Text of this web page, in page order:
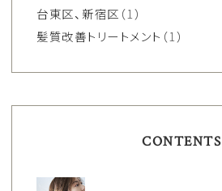
台東区、新宿区 （1）
髪質改善トリートメント （1）
CONTENTS